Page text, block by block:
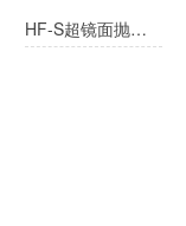
HF-S超镜面抛光机